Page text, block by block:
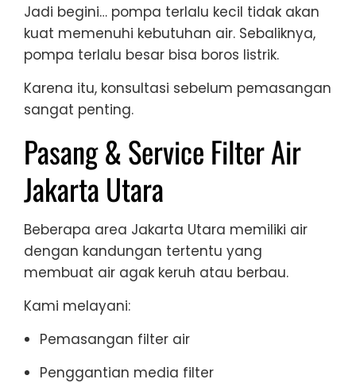
Jadi begini… pompa terlalu kecil tidak akan
kuat memenuhi kebutuhan air. Sebaliknya,
pompa terlalu besar bisa boros listrik.
Karena itu, konsultasi sebelum pemasangan
sangat penting.
Pasang & Service Filter Air
Jakarta Utara
Beberapa area Jakarta Utara memiliki air
dengan kandungan tertentu yang
membuat air agak keruh atau berbau.
Kami melayani:
Pemasangan filter air
Penggantian media filter